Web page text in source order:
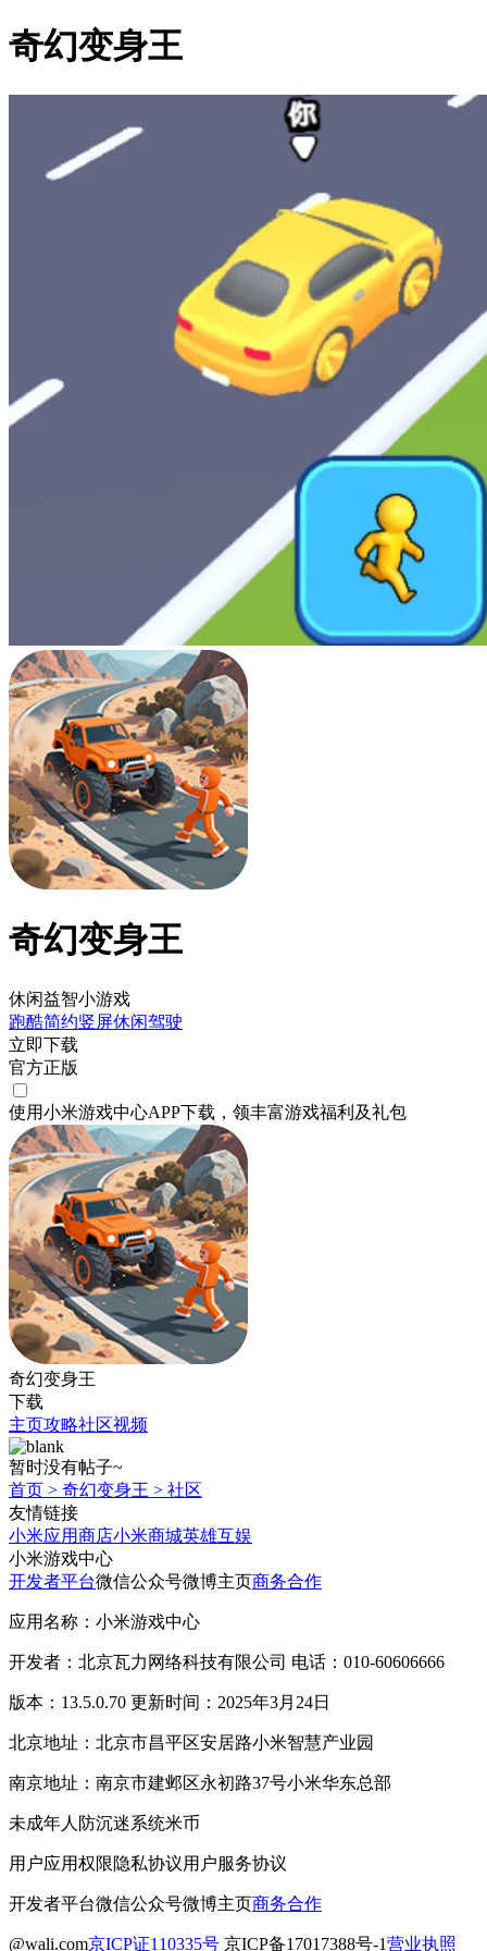
奇幻变身王
奇幻变身王
休闲益智小游戏
跑酷简约竖屏休闲驾驶
立即下载
官方正版
使用小米游戏中心APP下载 ，领丰富游戏福利 及礼包
奇幻变身王
下载
主页攻略社区视频
暂时没有帖子~
首页 > 奇幻变身王 > 社区
友情链接
小米应用商店小米商城英雄互娱
小米游戏中心
开发者平台微信公众号微博主页商务合作
应用名称：小米游戏中心
开发者：北京瓦力网络科技有限公司 电话：010-60606666
版本：13.5.0.70 更新时间：2025年3月24日
北京地址：北京市昌平区安居路小米智慧产业园
南京地址：南京市建邺区永初路37号小米华东总部
未成年人防沉迷系统米币
用户应用权限隐私协议用户服务协议
开发者平台微信公众号微博主页商务合作
@wali.com京ICP证110335号 京ICP备17017388号-1营业执照